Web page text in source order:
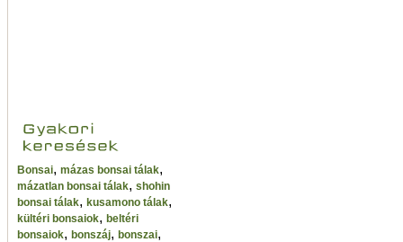
Bonsai, mázas bonsai tálak,
mázatlan bonsai tálak, shohin
bonsai tálak, kusamono tálak,
kültéri bonsaiok, beltéri
bonsaiok, bonszáj, bonszai,